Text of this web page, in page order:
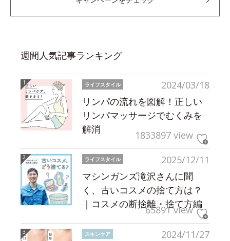
週間人気記事ランキング
2024/03/18
ライフスタイル
リンパの流れを図解！正しい
リンパマッサージでむくみを
解消
1833897 view
2025/12/11
ライフスタイル
マシンガンズ滝沢さんに聞
く、古いコスメの捨て方は？
｜コスメの断捨離・捨て方編
65891 view
2024/11/27
スキンケア